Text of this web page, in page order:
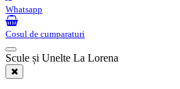
Whatsapp
Cosul de cumparaturi
Scule și Unelte La Lorena